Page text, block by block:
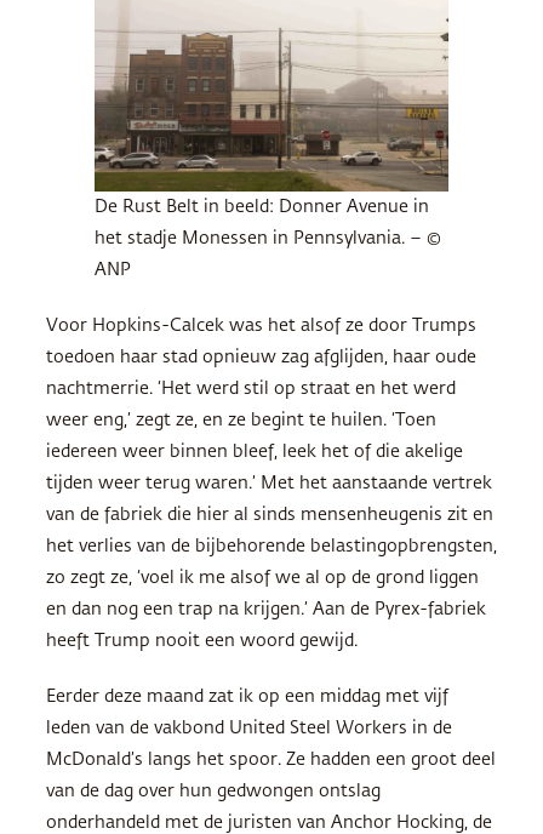
De Rust Belt in beeld: Donner Avenue in
het stadje Monessen in Pennsylvania. – ©
ANP
Voor Hopkins-Calcek was het alsof ze door Trumps
toedoen haar stad opnieuw zag afglijden, haar oude
nachtmerrie. ‘Het werd stil op straat en het werd
weer eng,’ zegt ze, en ze begint te huilen. ‘Toen
iedereen weer binnen bleef, leek het of die akelige
tijden weer terug waren.’ Met het aanstaande vertrek
van de fabriek die hier al sinds mensenheugenis zit en
het verlies van de bijbehorende belastingopbrengsten,
zo zegt ze, ‘voel ik me alsof we al op de grond liggen
en dan nog een trap na krijgen.’ Aan de Pyrex-fabriek
heeft Trump nooit een woord gewijd.
Eerder deze maand zat ik op een middag met vijf
leden van de vakbond United Steel Workers in de
McDonald’s langs het spoor. Ze hadden een groot deel
van de dag over hun gedwongen ontslag
onderhandeld met de juristen van Anchor Hocking, de